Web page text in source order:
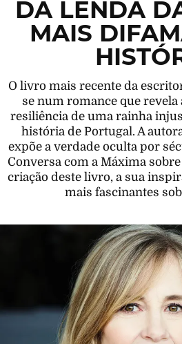
DA LENDA
MAIS
O livro mais recente da
se num romance que revela
resiliência de uma rainha
história de Portugal. A
expõe a verdade oculta por
Conversa com a Máxima
criação deste livro, a sua
mais fascinantes